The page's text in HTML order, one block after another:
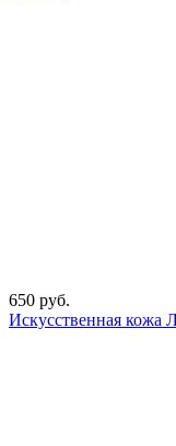
650 руб.
Искусственная кожа